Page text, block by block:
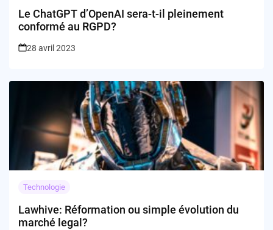
Le ChatGPT d’OpenAI sera-t-il pleinement
conformé au RGPD?
28 avril 2023
Technologie
Lawhive: Réformation ou simple évolution du
marché legal?